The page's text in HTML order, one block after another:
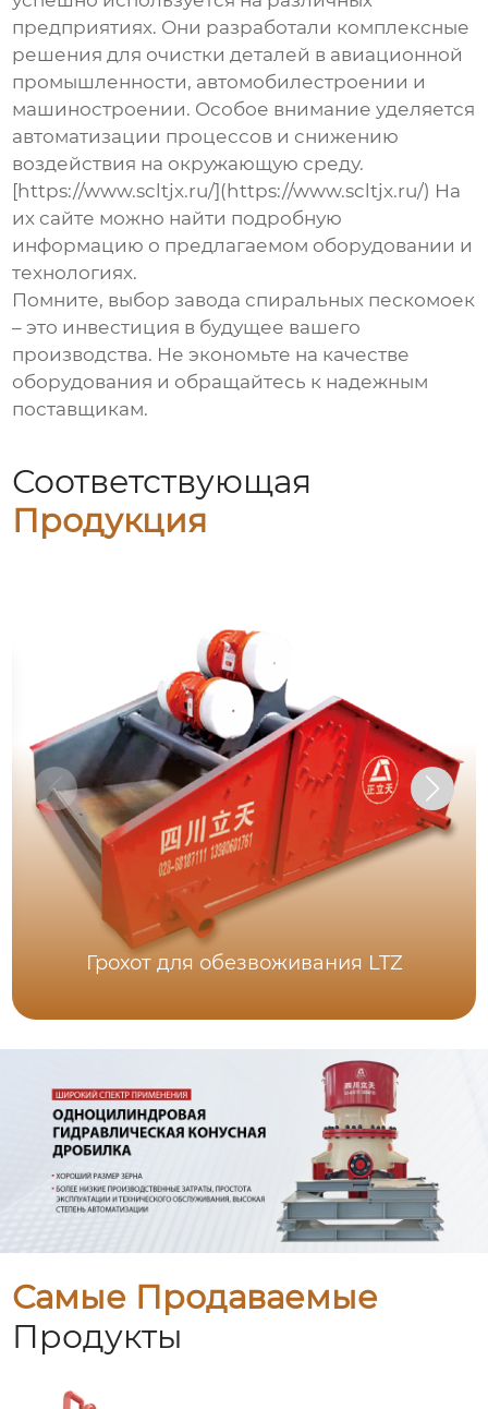
предприятиях. Они разработали комплексные
решения для очистки деталей в авиационной
промышленности, автомобилестроении и
машиностроении. Особое внимание уделяется
автоматизации процессов и снижению
воздействия на окружающую среду.
[https://www.scltjx.ru/](https://www.scltjx.ru/) На
их сайте можно найти подробную
информацию о предлагаемом оборудовании и
технологиях.
Помните, выборзавода спиральных пескомоек
– это инвестиция в будущее вашего
производства. Не экономьте на качестве
оборудования и обращайтесь к надежным
поставщикам.
Соответствующая
Продукция
Грохот для обезвоживания LTZ
Самые Продаваемые
Продукты